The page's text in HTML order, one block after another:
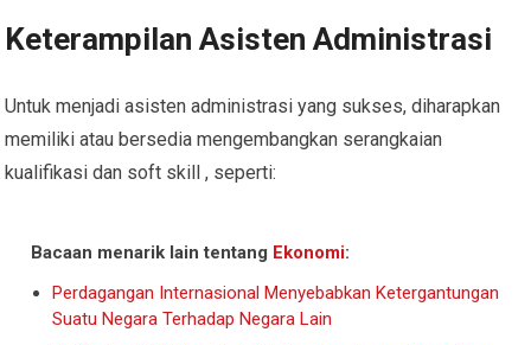
Keterampilan Asisten Administrasi
Untuk menjadi asisten administrasi yang sukses, diharapkan
memiliki atau bersedia mengembangkan serangkaian
kualifikasi dan soft skill , seperti:
Bacaan menarik lain tentang Ekonomi:
Perdagangan Internasional Menyebabkan Ketergantungan
Suatu Negara Terhadap Negara Lain